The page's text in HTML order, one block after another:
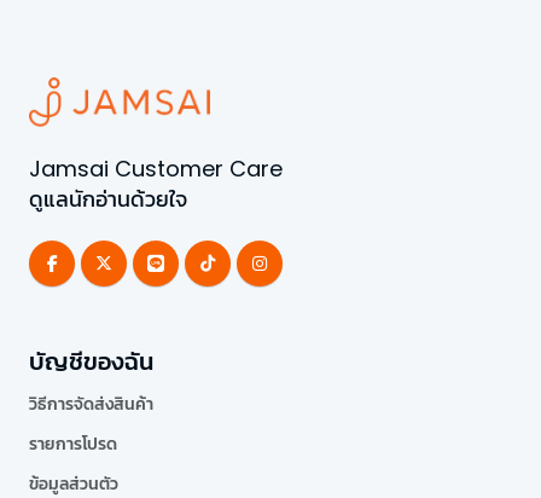
Jamsai Customer Care
ดูแลนักอ่านด้วยใจ
บัญชีของฉัน
วิธีการจัดส่งสินค้า
รายการโปรด
ข้อมูลส่วนตัว